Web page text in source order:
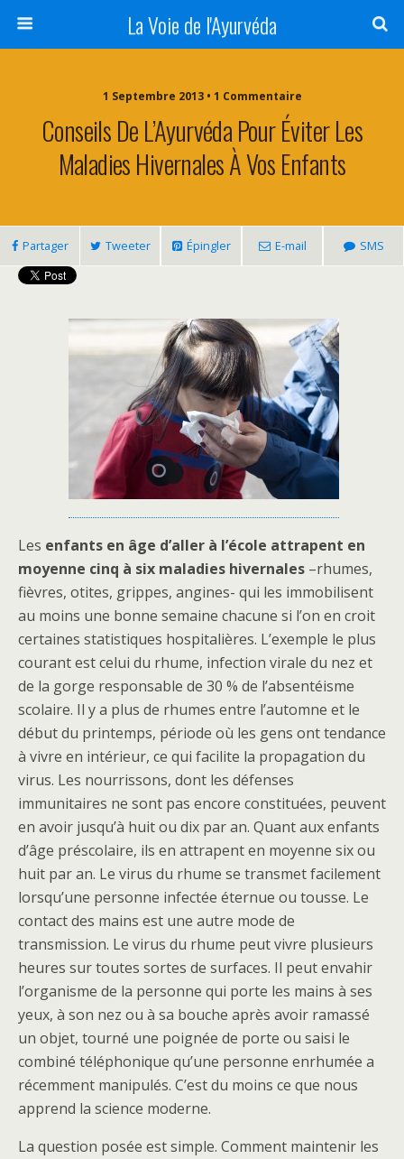
La Voie de l'Ayurvéda
1 Septembre 2013 • 1 Commentaire
Conseils De L’Ayurvéda Pour Éviter Les
Maladies Hivernales À Vos Enfants
Partager Tweeter Épingler E-mail SMS
Les enfants en âge d’aller à l’école attrapent en
moyenne cinq à six maladies hivernales –rhumes,
fièvres, otites, grippes, angines- qui les immobilisent
au moins une bonne semaine chacune si l’on en croit
certaines statistiques hospitalières. L’exemple le plus
courant est celui du rhume, infection virale du nez et
de la gorge responsable de 30 % de l’absentéisme
scolaire. Il y a plus de rhumes entre l’automne et le
début du printemps, période où les gens ont tendance
à vivre en intérieur, ce qui facilite la propagation du
virus. Les nourrissons, dont les défenses
immunitaires ne sont pas encore constituées, peuvent
en avoir jusqu’à huit ou dix par an. Quant aux enfants
d’âge préscolaire, ils en attrapent en moyenne six ou
huit par an. Le virus du rhume se transmet facilement
lorsqu’une personne infectée éternue ou tousse. Le
contact des mains est une autre mode de
transmission. Le virus du rhume peut vivre plusieurs
heures sur toutes sortes de surfaces. Il peut envahir
l’organisme de la personne qui porte les mains à ses
yeux, à son nez ou à sa bouche après avoir ramassé
un objet, tourné une poignée de porte ou saisi le
combiné téléphonique qu’une personne enrhumée a
récemment manipulés. C’est du moins ce que nous
apprend la science moderne.
La question posée est simple. Comment maintenir les